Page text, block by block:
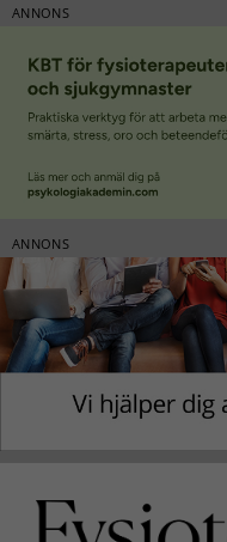
ANNONS
ANNONS
innehållet